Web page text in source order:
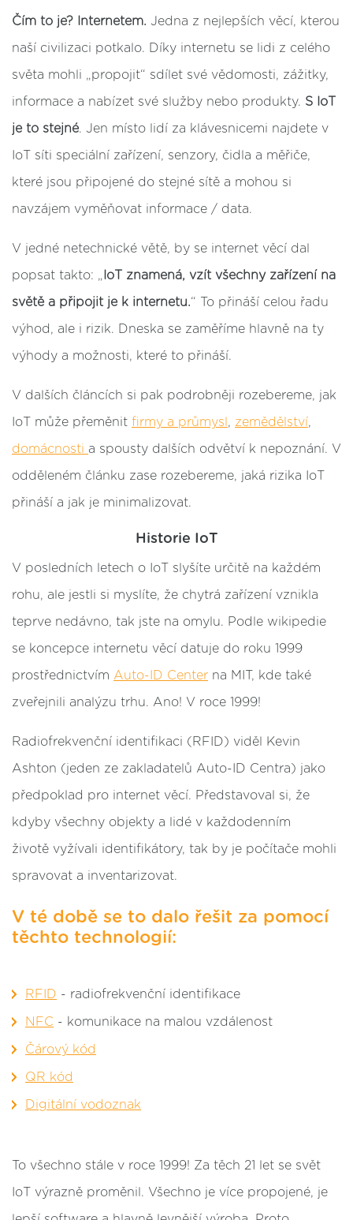
Čím to je? Internetem. Jedna z nejlepších věcí, kterou
naší civilizaci potkalo. Díky internetu se lidi z celého
světa mohli „propojit“ sdílet své vědomosti, zážitky,
informace a nabízet své služby nebo produkty. S IoT
je to stejné. Jen místo lidí za klávesnicemi najdete v
IoT síti speciální zařízení, senzory, čidla a měřiče,
které jsou připojené do stejné sítě a mohou si
navzájem vyměňovat informace / data.
V jedné netechnické větě, by se internet věcí dal
popsat takto: „ IoT znamená, vzít všechny zařízení na
světě a připojit je k internetu.“ To přináší celou řadu
výhod, ale i rizik. Dneska se zaměříme hlavně na ty
výhody a možnosti, které to přináší.
V dalších článcích si pak podrobněji rozebereme, jak
IoT může přeměnit firmy a průmysl , zemědělství,
domácnosti a spousty dalších odvětví k nepoznání. V
odděleném článku zase rozebereme, jaká rizika IoT
přináší a jak je minimalizovat.
Historie IoT
V posledních letech o IoT slyšíte určitě na každém
rohu, ale jestli si myslíte, že chytrá zařízení vznikla
teprve nedávno, tak jste na omylu. Podle wikipedie
se koncepce internetu věcí datuje do roku 1999
prostřednictvím Auto-ID Center na MIT, kde také
zveřejnili analýzu trhu. Ano! V roce 1999!
Radiofrekvenční identifikaci (RFID) viděl Kevin
Ashton (jeden ze zakladatelů Auto-ID Centra) jako
předpoklad pro internet věcí. Představoval si, že
kdyby všechny objekty a lidé v každodenním
životě vyžívali identifikátory, tak by je počítače mohli
spravovat a inventarizovat.
V té době se to dalo řešit za pomocí
těchto technologií:
RFID - radiofrekvenční identifikace
NFC - komunikace na malou vzdálenost
Čárový kód
QR kód
Digitální vodoznak
To všechno stále v roce 1999! Za těch 21 let se svět
IoT výrazně proměnil. Všechno je více propojené, je